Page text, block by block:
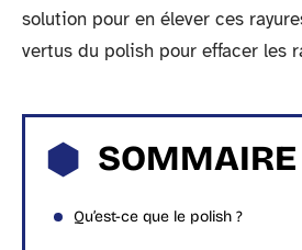
solution pour en élever ces
vertus du polish pour effacer les
SOMMAIRE
Qu’est-ce que le polish ?